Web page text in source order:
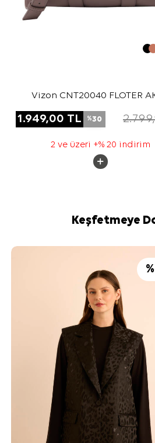
Vizon CNT20040 FLOTER
1.949,00 TL %30
2 ve üzeri +% 20 indirim
Keşfetmeye
%